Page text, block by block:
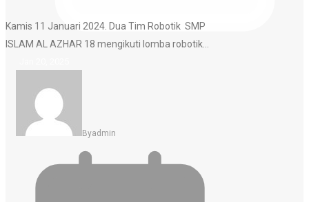
Kamis 11 Januari 2024. Dua Tim Robotik SMP
ISLAM AL AZHAR 18 mengikuti lomba robotik…
ByAdmin